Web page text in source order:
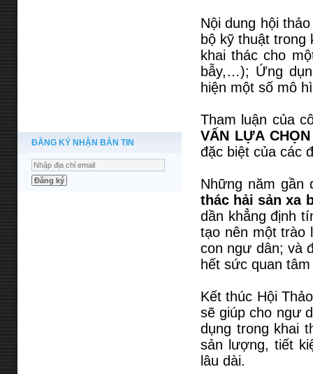
ĐĂNG KÝ NHẬN BẢN TIN
Nội dung hội
bộ kỹ thuật trong
khai thác cho
bẫy,…); Ứng
hiện một số mô
Tham luận của
VẤN LỰA
đặc biệt của các
Những năm
thác hải sản xa
dần khẳng định
tạo nên một trào
con ngư dân; và
hết sức quan
Kết thúc Hội
sẽ giúp cho ngư
dụng trong khai
sản lượng, tiết
lâu dài.